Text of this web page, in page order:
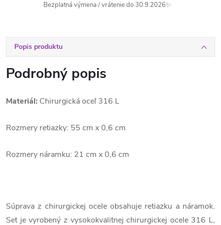
Bezplatná výmena / vrátenie do 30.9.2026✨
Popis produktu
Podrobný popis
Materiál: Chirurgická oceľ 316 L
Rozmery retiazky: 55 cm x 0,6 cm
Rozmery náramku: 21 cm x 0,6 cm
Súprava z chirurgickej ocele obsahuje retiazku a náramok.
Set je vyrobený z vysokokvalitnej chirurgickej ocele 316 L,